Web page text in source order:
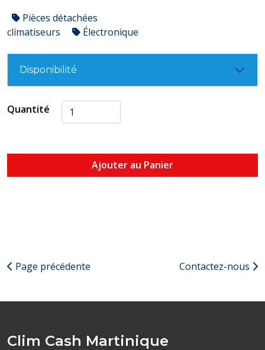
Pièces détachées
climatiseurs
Électronique
Disponibilité
Quantité
Ajouter au Panier
Page précédente Contactez-nous
Clim Cash Martinique